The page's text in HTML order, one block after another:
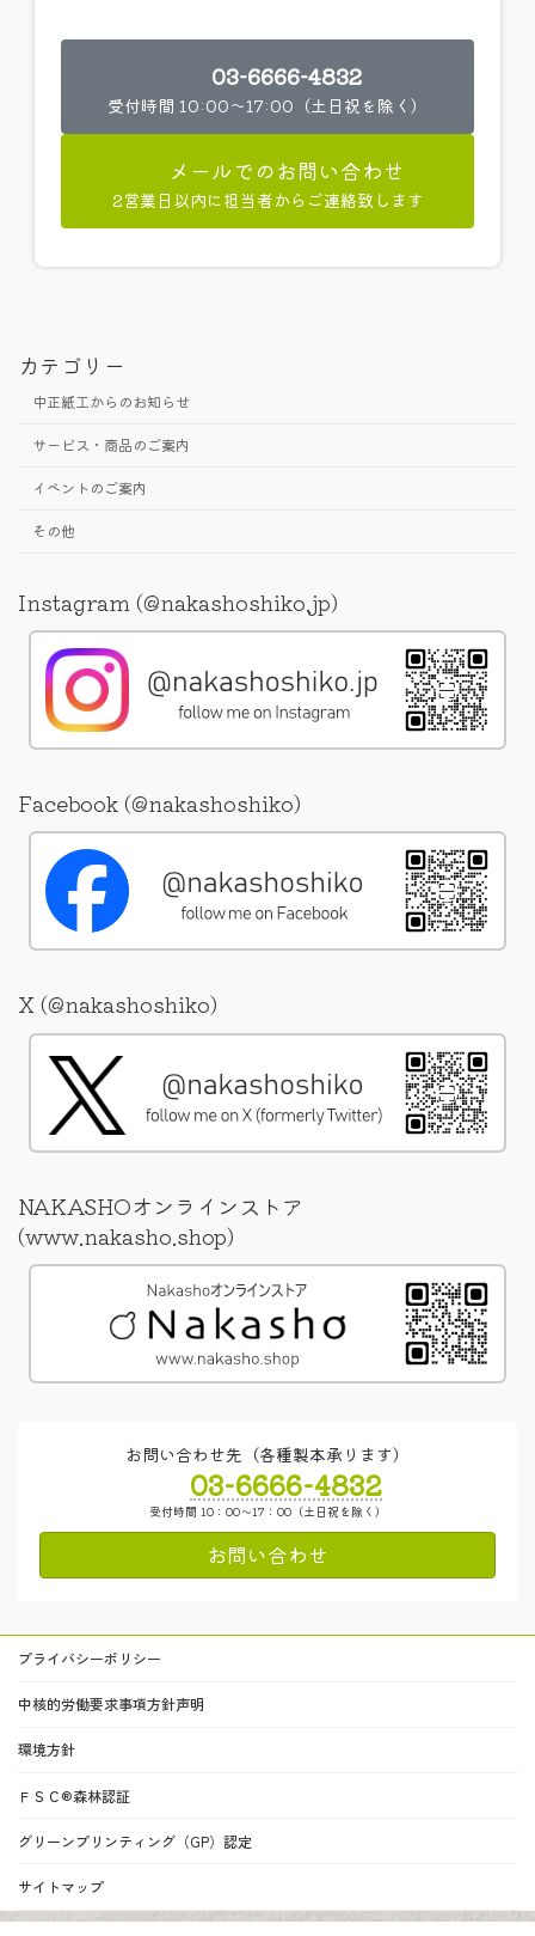
03-6666-4832
受付時間 10:00～17:00（土日祝を除く）
メールでのお問い合わせ
2営業日以内に担当者からご連絡致します
カテゴリー
中正紙工からのお知らせ
サービス・商品のご案内
イベントのご案内
その他
Instagram (@nakashoshiko.jp)
Facebook (@nakashoshiko)
X (@nakashoshiko)
NAKASHOオンラインストア
(www.nakasho.shop)
お問い合わせ先（各種製本承ります）
03-6666-4832
受付時間 10：00～17：00（土日祝を除く）
お問い合わせ
プライバシーポリシー
中核的労働要求事項方針声明
環境方針
ＦＳＣ®森林認証
グリーンプリンティング（GP）認定
サイトマップ